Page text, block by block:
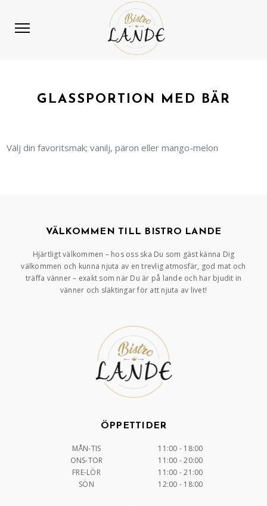
GLASSPORTION MED BÄR
Välj din favoritsmak; vanilj, päron eller mango-melon
VÄLKOMMEN TILL BISTRO LANDE
Hjärtligt välkommen – hos oss ska Du som gäst känna Dig
välkommen och kunna njuta av en trevlig atmosfär, god mat och
träffa vänner – exakt som när Du är på lande och har bjudit in
vänner och släktingar för att njuta av livet!
ÖPPETTIDER
MÅN-TIS
11:00 - 18:00
ONS-TOR
11:00 - 20:00
FRE-LÖR
11:00 - 21:00
SÖN
12:00 - 18:00